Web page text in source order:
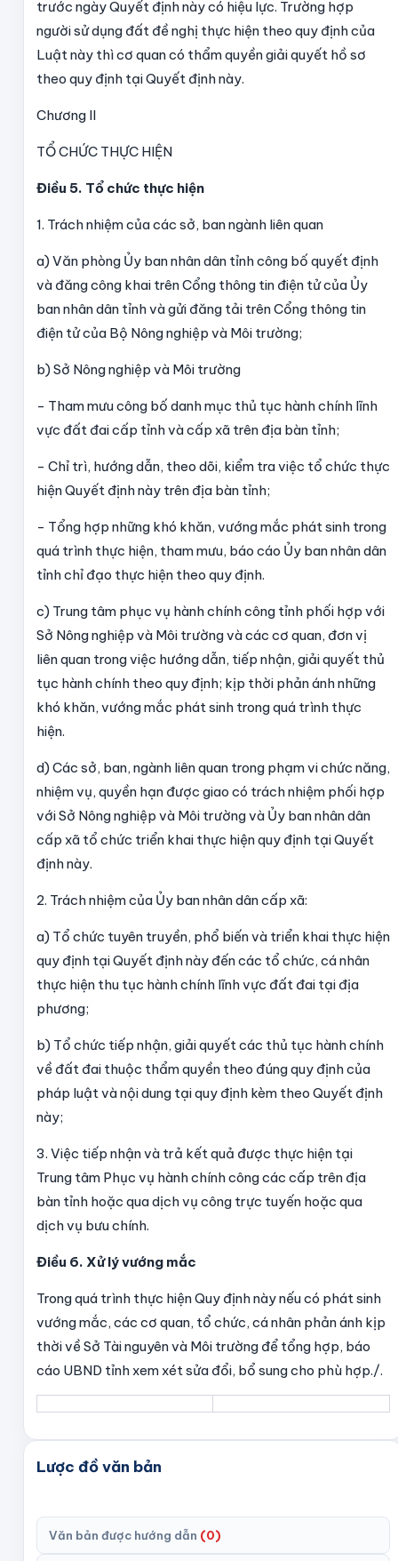
trước ngày Quyết định này có hiệu lực. Trường hợp
người sử dụng đất đề nghị thực hiện theo quy định của
Luật này thì cơ quan có thẩm quyền giải quyết hồ sơ
theo quy định tại Quyết định này.
Chương II
TỔ CHỨC THỰC HIỆN
Điều 5. Tổ chức thực hiện
1. Trách nhiệm của các sở, ban ngành liên quan
a) Văn phòng Ủy ban nhân dân tỉnh công bố quyết định
và đăng công khai trên Cổng thông tin điện tử của Ủy
ban nhân dân tỉnh và gửi đăng tải trên Cổng thông tin
điện tử của Bộ Nông nghiệp và Môi trường;
b) Sở Nông nghiệp và Môi trường
- Tham mưu công bố danh mục thủ tục hành chính lĩnh
vực đất đai cấp tỉnh và cấp xã trên địa bàn tỉnh;
- Chỉ trì, hướng dẫn, theo dõi, kiểm tra việc tổ chức thực
hiện Quyết định này trên địa bàn tỉnh;
- Tổng hợp những khó khăn, vướng mắc phát sinh trong
quá trình thực hiện, tham mưu, báo cáo Ủy ban nhân dân
tỉnh chỉ đạo thực hiện theo quy định.
c) Trung tâm phục vụ hành chính công tỉnh phối hợp với
Sở Nông nghiệp và Môi trường và các cơ quan, đơn vị
liên quan trong việc hướng dẫn, tiếp nhận, giải quyết thủ
tục hành chính theo quy định; kịp thời phản ánh những
khó khăn, vướng mắc phát sinh trong quá trình thực
hiện.
d) Các sở, ban, ngành liên quan trong phạm vi chức năng,
nhiệm vụ, quyền hạn được giao có trách nhiệm phối hợp
với Sở Nông nghiệp và Môi trường và Ủy ban nhân dân
cấp xã tổ chức triển khai thực hiện quy định tại Quyết
định này.
2. Trách nhiệm của Ủy ban nhân dân cấp xã:
a) Tổ chức tuyên truyền, phổ biến và triển khai thực hiện
quy định tại Quyết định này đến các tổ chức, cá nhân
thực hiện thu tục hành chính lĩnh vực đất đai tại địa
phương;
b) Tổ chức tiếp nhận, giải quyết các thủ tục hành chính
về đất đai thuộc thẩm quyền theo đúng quy định của
pháp luật và nội dung tại quy định kèm theo Quyết định
này;
3. Việc tiếp nhận và trả kết quả được thực hiện tại
Trung tâm Phục vụ hành chính công các cấp trên địa
bàn tỉnh hoặc qua dịch vụ công trực tuyến hoặc qua
dịch vụ bưu chính.
Điều 6. Xử lý vướng mắc
Trong quá trình thực hiện Quy định này nếu có phát sinh
vướng mắc, các cơ quan, tổ chức, cá nhân phản ánh kịp
thời về Sở Tài nguyên và Môi trường để tổng hợp, báo
cáo UBND tỉnh xem xét sửa đổi, bổ sung cho phù hợp./.
Lược đồ văn bản
Văn bản được hướng dẫn (0)